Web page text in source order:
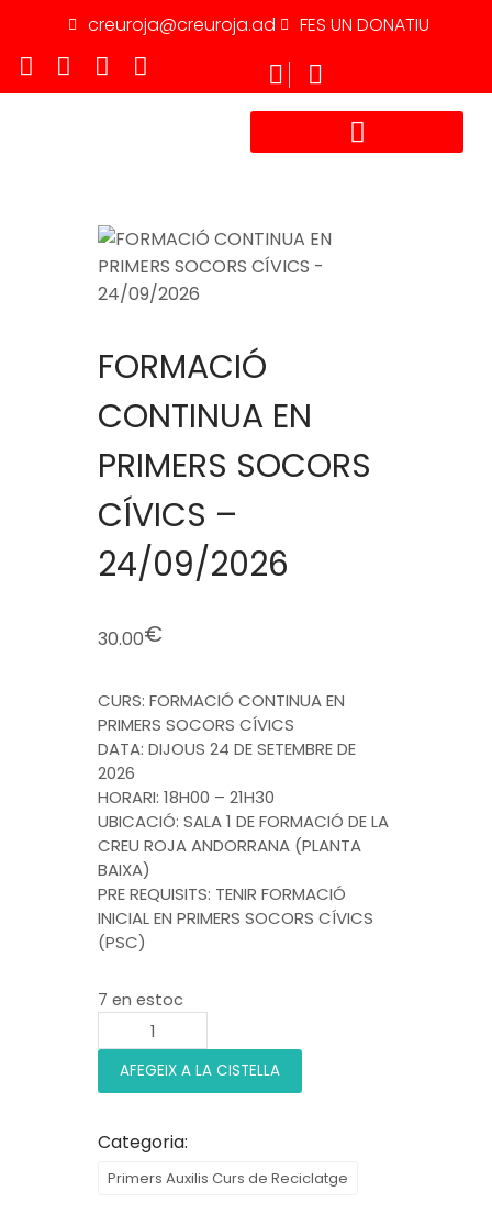
creuroja@creuroja.ad FES UN DONATIU
FORMACIÓ
CONTINUA EN
PRIMERS SOCORS
CÍVICS –
24/09/2026
30.00€
CURS: FORMACIÓ CONTINUA EN
PRIMERS SOCORS CÍVICS
DATA: DIJOUS 24 DE SETEMBRE DE
2026
HORARI: 18H00 – 21H30
UBICACIÓ: SALA 1 DE FORMACIÓ DE LA
CREU ROJA ANDORRANA (PLANTA
BAIXA)
PRE REQUISITS: TENIR FORMACIÓ
INICIAL EN PRIMERS SOCORS CÍVICS
(PSC)
7 en estoc
AFEGEIX A LA CISTELLA
Categoria:
Primers Auxilis Curs de Reciclatge